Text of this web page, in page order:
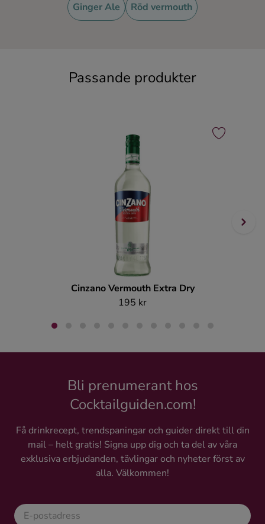
Ginger Ale Röd vermouth
Passande produkter
Cinzano Vermouth Extra Dry
195 kr
Bli prenumerant hos
Cocktailguiden.com!
Få drinkrecept, trendspaningar och guider direkt till din
mail – helt gratis! Signa upp dig och ta del av våra
exklusiva erbjudanden, tävlingar och nyheter först av
alla. Välkommen!